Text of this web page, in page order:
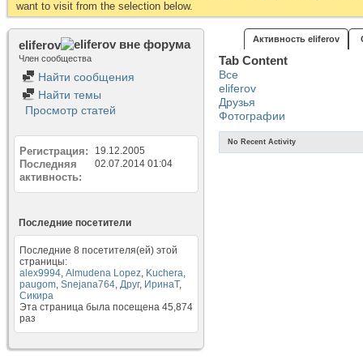
want to visit from the selection below.
eliferov
Член сообщества
Найти сообщения
Найти темы
Просмотр статей
Регистрация 19.12.2005
Последняя
активность
02.07.2014 01:04
Последние посетители
Последние 8 посетителя(ей) этой
страницы:
alex9994, Almudena Lopez, Kuchera,
paugom, Snejana764, Друг, ИринаТ,
Сикира
Эта страница была посещена 45,874
раз
Активность eliferov
Tab Content
Все
eliferov
Друзья
Фотографии
No Recent Activity